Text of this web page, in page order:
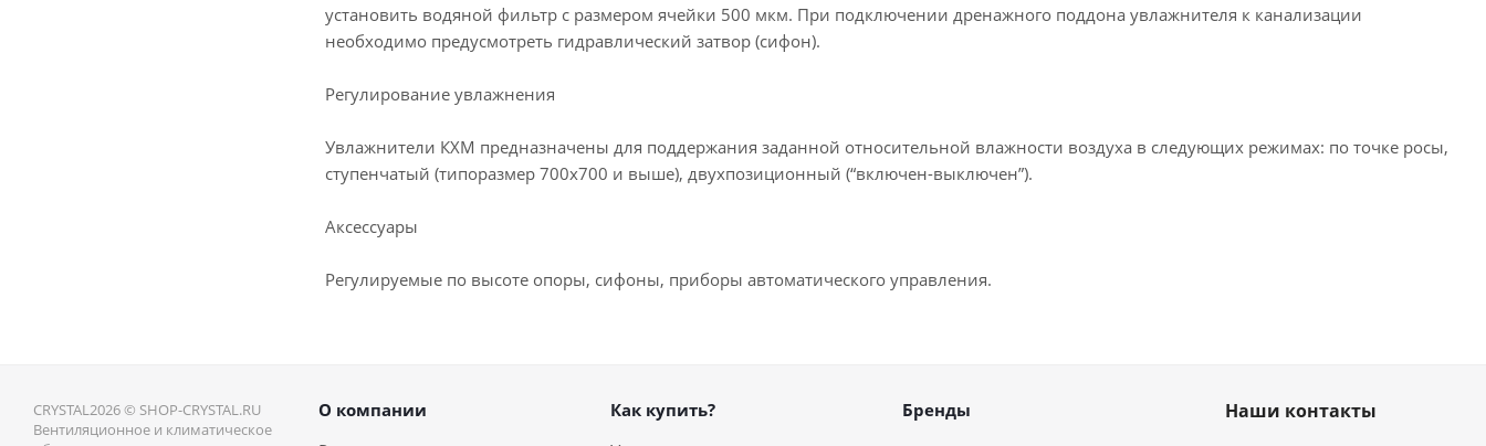
установить водяной фильтр с размером ячейки 500 мкм. При подключении дренажного поддона увлажнителя к канализации
необходимо предусмотреть гидравлический затвор (сифон).
Регулирование увлажнения
Увлажнители КХМ предназначены для поддержания заданной относительной влажности воздуха в следующих режимах: по точке росы,
ступенчатый (типоразмер 700х700 и выше), двухпозиционный (“включен-выключен”).
Аксессуары
Регулируемые по высоте опоры, сифоны, приборы автоматического управления.
CRYSTAL2026 © SHOP-CRYSTAL.RU
Вентиляционное и климатическое
О компании
Как купить?
Бренды Наши контакты